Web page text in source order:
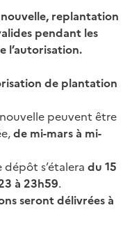
replantation
pendant les
l’autorisation.
de plantation
peuvent être
de mi-mars à mi-
dépôt s’étalera du 15
à 23h59.
seront délivrées à